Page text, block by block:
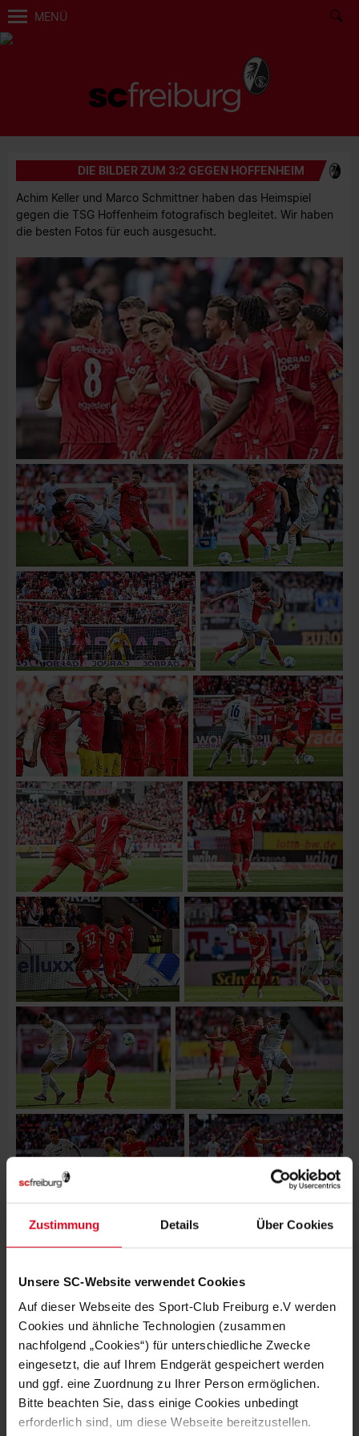
Zustimmung Details Über Cookies
Unsere SC-Website verwendet Cookies
Auf dieser Webseite des Sport-Club Freiburg e.V werden
Cookies und ähnliche Technologien (zusammen
nachfolgend „Cookies“) für unterschiedliche Zwecke
eingesetzt, die auf Ihrem Endgerät gespeichert werden
und ggf. eine Zuordnung zu Ihrer Person ermöglichen.
Bitte beachten Sie, dass einige Cookies unbedingt
erforderlich sind, um diese Webseite bereitzustellen.
MENÜ
DIE BILDER ZUM 3:2 GEGEN HOFFENHEIM
Achim Keller und Marco Schmittner haben das Heimspiel
gegen die TSG Hoffenheim fotografisch begleitet. Wir haben
die besten Fotos für euch ausgesucht.